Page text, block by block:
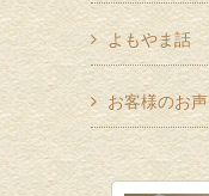
よもやま話
お客様のお声